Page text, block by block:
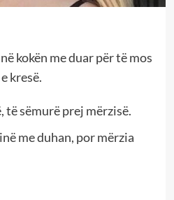
kokën me duar për të mos
kresë.
të sëmurë prej mërzisë.
me duhan, por mërzia